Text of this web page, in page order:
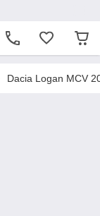
Dacia Logan MCV